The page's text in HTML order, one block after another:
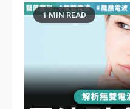
1 MIN READ